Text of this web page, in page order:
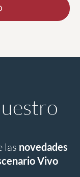
las novedades
Vivo